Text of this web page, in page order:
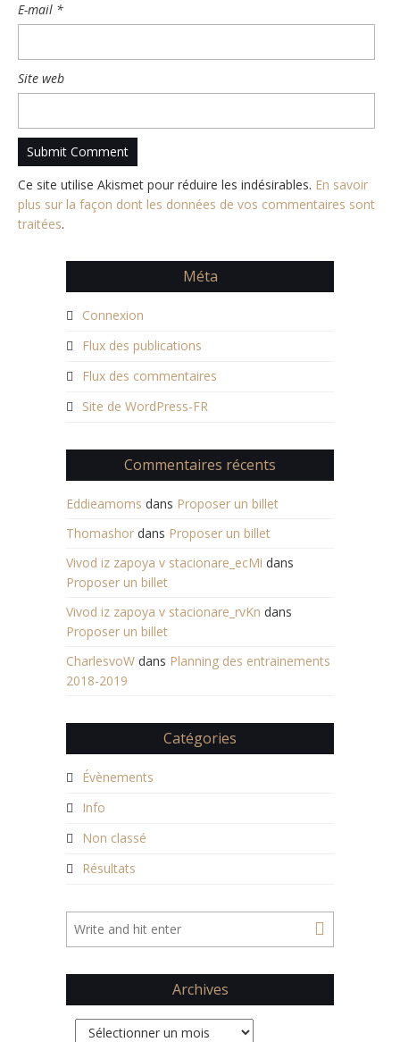
E-mail *
Site web
Ce site utilise Akismet pour réduire les indésirables. En savoir
plus sur la façon dont les données de vos commentaires sont
traitées.
Méta
Connexion
Flux des publications
Flux des commentaires
Site de WordPress-FR
Commentaires récents
Eddieamoms dans Proposer un billet
Thomashor dans Proposer un billet
Vivod iz zapoya v stacionare_ecMi dans
Proposer un billet
Vivod iz zapoya v stacionare_rvKn dans
Proposer un billet
CharlesvoW dans Planning des entrainements
2018-2019
Catégories
Évènements
Info
Non classé
Résultats
Archives
Archives